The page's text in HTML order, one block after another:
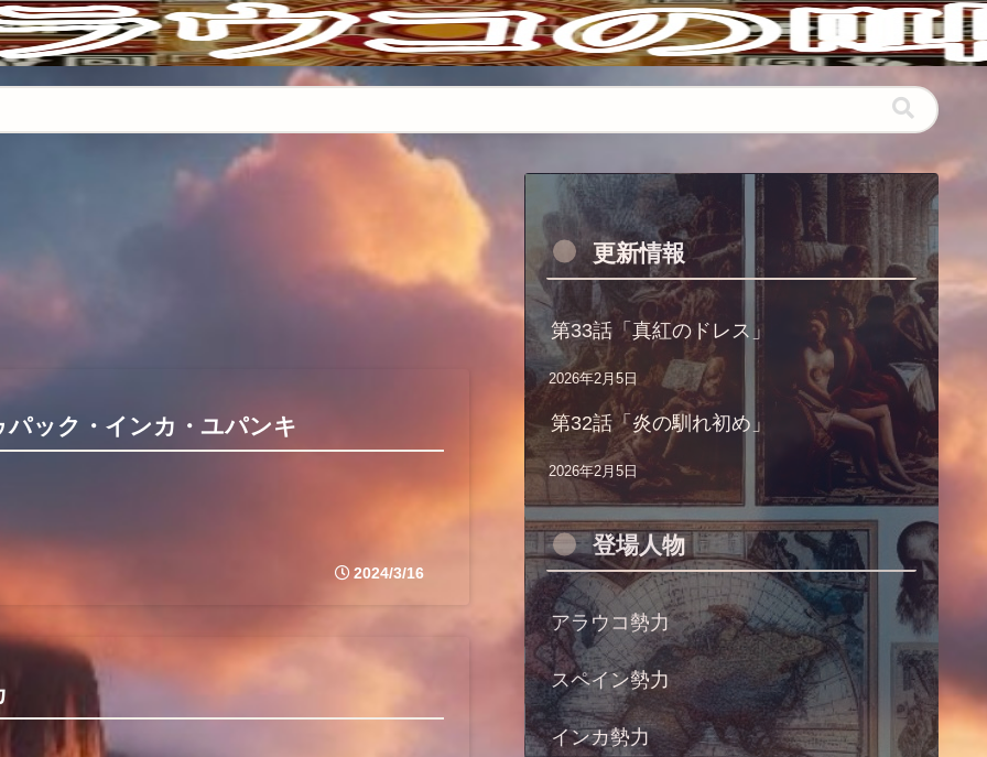
パック・インカ・ユパンキ
2024/3/16
更新情報
第33話「真紅のドレス」
2026年2月5日
第32話「炎の馴れ初め」
2026年2月5日
登場人物
アラウコ勢力
スペイン勢力
インカ勢力